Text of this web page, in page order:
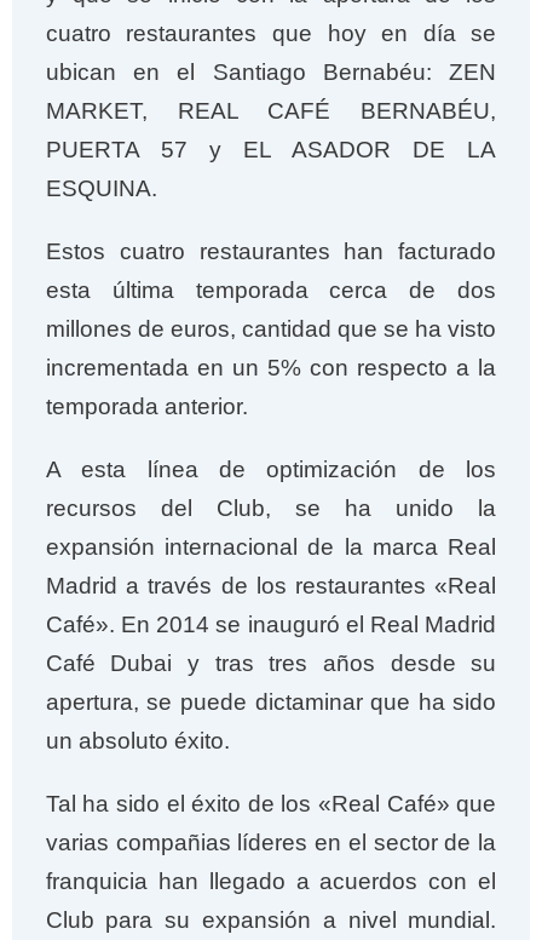
cuatro restaurantes que hoy en día se
ubican en el Santiago Bernabéu: ZEN
MARKET, REAL CAFÉ BERNABÉU,
PUERTA 57 y EL ASADOR DE LA
ESQUINA.
Estos cuatro restaurantes han facturado
esta última temporada cerca de dos
millones de euros, cantidad que se ha visto
incrementada en un 5% con respecto a la
temporada anterior.
A esta línea de optimización de los
recursos del Club, se ha unido la
expansión internacional de la marca Real
Madrid a través de los restaurantes «Real
Café». En 2014 se inauguró el Real Madrid
Café Dubai y tras tres años desde su
apertura, se puede dictaminar que ha sido
un absoluto éxito.
Tal ha sido el éxito de los «Real Café» que
varias compañias líderes en el sector de la
franquicia han llegado a acuerdos con el
Club para su expansión a nivel mundial.